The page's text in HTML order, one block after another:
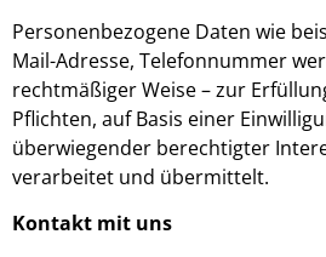
Personenbezogene Daten wie
Mail-Adresse, Telefonnummer
rechtmäßiger Weise – zur
Pflichten, auf Basis einer
überwiegender berechtigter
verarbeitet und übermittelt.
Kontakt mit uns